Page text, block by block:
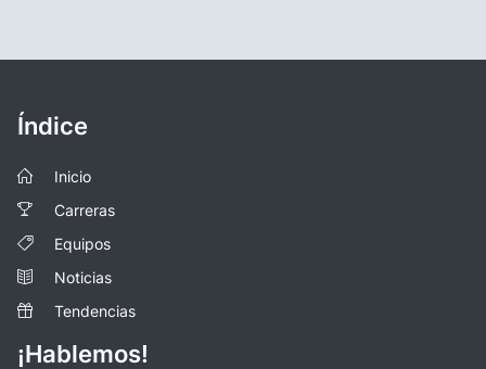
Índice
Inicio
Carreras
Equipos
Noticias
Tendencias
¡Hablemos!